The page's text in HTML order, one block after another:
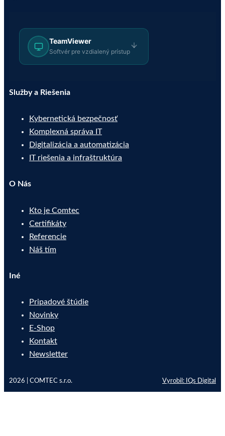
TeamViewer
Softvér pre vzdialený prístup
Služby a Riešenia
Kybernetická bezpečnosť
Komplexná správa IT
Digitalizácia a automatizácia
IT riešenia a infraštruktúra
O Nás
Kto je Comtec
Certifikáty
Referencie
Náš tím
Iné
Pripadové štúdie
Novinky
E-Shop
Kontakt
Newsletter
2026 | COMTEC s.r.o. Vyrobil: IQs Digital